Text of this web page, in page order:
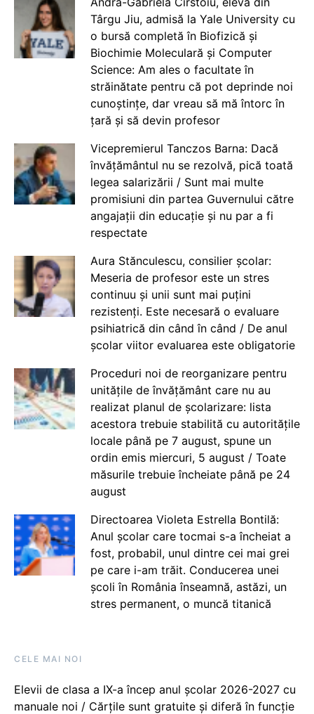
Târgu Jiu, admisă la Yale University cu
o bursă completă în Biofizică și
Biochimie Moleculară și Computer
Science: Am ales o facultate în
străinătate pentru că pot deprinde noi
cunoștințe, dar vreau să mă întorc în
țară și să devin profesor
Vicepremierul Tanczos Barna: Dacă
învățământul nu se rezolvă, pică toată
legea salarizării / Sunt mai multe
promisiuni din partea Guvernului către
angajații din educație și nu par a fi
respectate
Aura Stănculescu, consilier școlar:
Meseria de profesor este un stres
continuu și unii sunt mai puțini
rezistenți. Este necesară o evaluare
psihiatrică din când în când / De anul
școlar viitor evaluarea este obligatorie
Proceduri noi de reorganizare pentru
unitățile de învățământ care nu au
realizat planul de școlarizare: lista
acestora trebuie stabilită cu autoritățile
locale până pe 7 august, spune un
ordin emis miercuri, 5 august / Toate
măsurile trebuie încheiate până pe 24
august
Directoarea Violeta Estrella Bontilă:
Anul școlar care tocmai s-a încheiat a
fost, probabil, unul dintre cei mai grei
pe care i-am trăit. Conducerea unei
școli în România înseamnă, astăzi, un
stres permanent, o muncă titanică
CELE MAI NOI
Elevii de clasa a IX-a încep anul școlar 2026-2027 cu
manuale noi / Cărțile sunt gratuite și diferă în funcție